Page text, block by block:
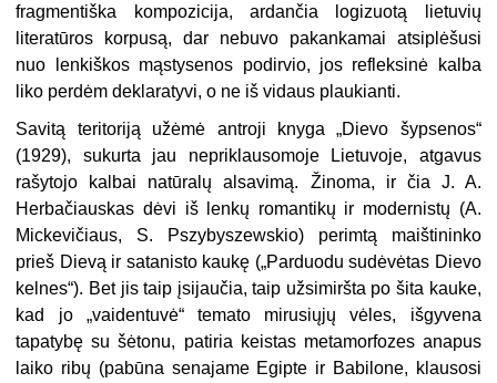
fragmentiška kompozicija, ardančia logizuotą lietuvių
literatūros korpusą, dar nebuvo pakankamai atsiplėšusi
nuo lenkiškos mąstysenos podirvio, jos refleksinė kalba
liko perdėm deklaratyvi, o ne iš vidaus plaukianti.
Savitą teritoriją užėmė antroji knyga „Dievo šypsenos“
(1929), sukurta jau nepriklausomoje Lietuvoje, atgavus
rašytojo kalbai natūralų alsavimą. Žinoma, ir čia J. A.
Herbačiauskas dėvi iš lenkų romantikų ir modernistų (A.
Mickevičiaus, S. Pszybyszewskio) perimtą maištininko
prieš Dievą ir satanisto kaukę („Parduodu sudėvėtas Dievo
kelnes“). Bet jis taip įsijaučia, taip užsimiršta po šita kauke,
kad jo „vaidentuvė“ temato mirusiųjų vėles, išgyvena
tapatybę su šėtonu, patiria keistas metamorfozes anapus
laiko ribų (pabūna senajame Egipte ir Babilone, klausosi